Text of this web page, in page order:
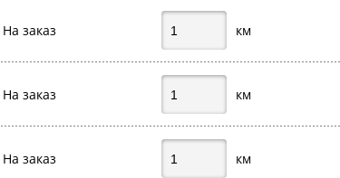
На заказ км
На заказ км
На заказ км